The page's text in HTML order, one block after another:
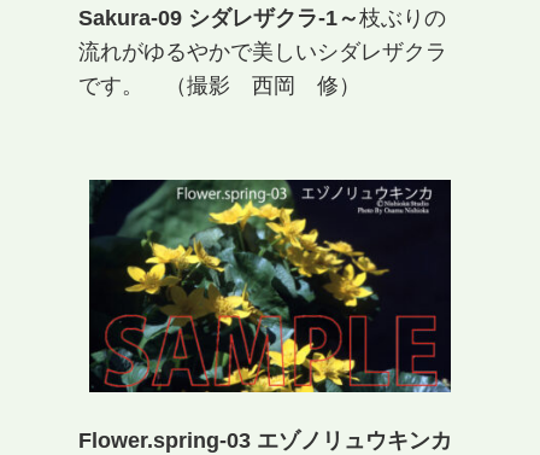
Sakura-09 シダレザクラ-1～枝ぶりの
流れがゆるやかで美しいシダレザクラ
です。 （撮影 西岡 修）
Flower.spring-03 エゾノリュウキンカ